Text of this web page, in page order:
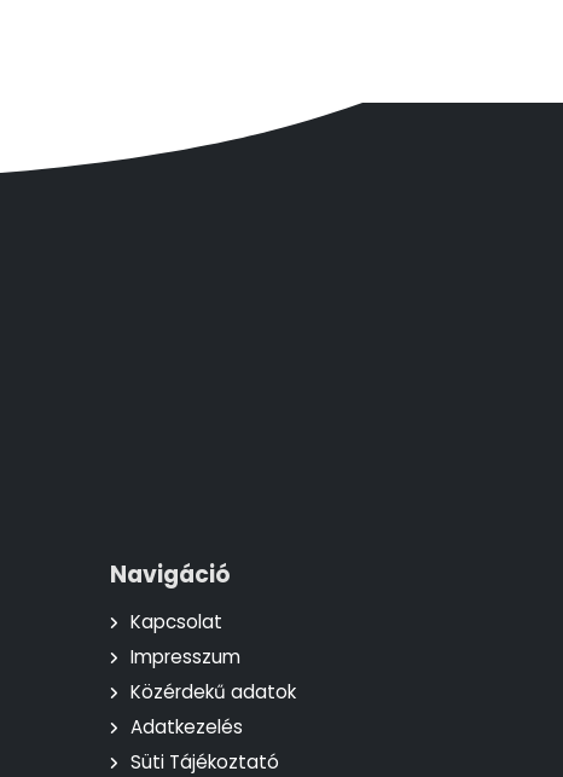
Navigáció
Kapcsolat
Impresszum
Közérdekű adatok
Adatkezelés
Süti Tájékoztató